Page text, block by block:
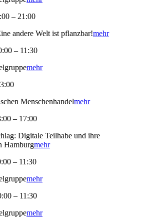
– 21:00
andere Welt ist pflanzbar!mehr
– 11:30
mehr
Menschenhandelmehr
– 17:00
Digitale Teilhabe und ihre
Hamburgmehr
– 11:30
mehr
– 11:30
mehr